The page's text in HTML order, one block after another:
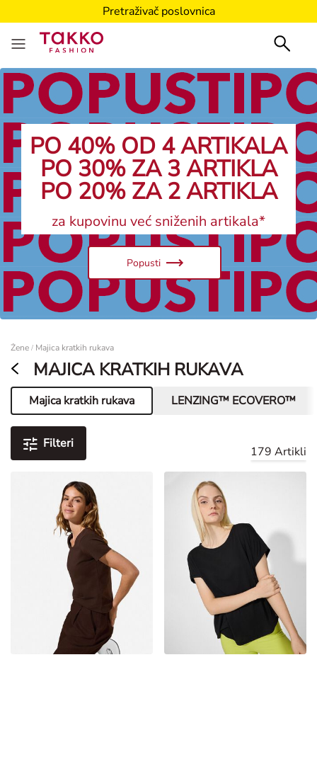
Pretraživač poslovnica
Pretraživač poslovnica
PO 40% OD 4 ARTIKALA
PO 30% ZA 3 ARTIKLA
PO 20% ZA 2 ARTIKLA
za kupovinu već sniženih artikala*
Popusti
Žene / Majica kratkih rukava
MAJICA KRATKIH RUKAVA
Majica kratkih rukava
Trenutna stranica LENZING™ ECOVERO™
Filteri
179 Artikli